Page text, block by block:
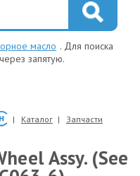
масло . Для поиска
запятую.
Каталог Запчасти
Assy. (See